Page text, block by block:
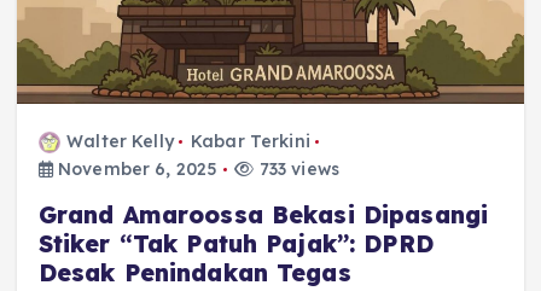
Walter Kelly
Kabar Terkini
November 6, 2025
733 views
Grand Amaroossa Bekasi Dipasangi
Stiker “Tak Patuh Pajak”: DPRD
Desak Penindakan Tegas